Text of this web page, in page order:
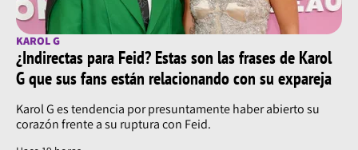
KAROL G
¿Indirectas para Feid? Estas son las frases de Karol
G que sus fans están relacionando con su expareja
Karol G es tendencia por presuntamente haber abierto su
corazón frente a su ruptura con Feid.